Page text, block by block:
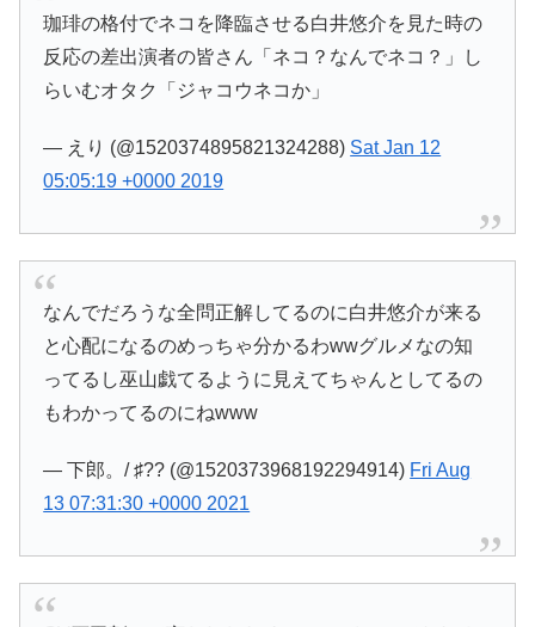
珈琲の格付でネコを降臨させる白井悠介を見た時の
反応の差出演者の皆さん「ネコ？なんでネコ？」し
らいむオタク「ジャコウネコか」
— えり (@1520374895821324288) Sat Jan 12
05:05:19 +0000 2019
なんでだろうな全問正解してるのに白井悠介が来る
と心配になるのめっちゃ分かるわwwグルメなの知
ってるし巫山戯てるように見えてちゃんとしてるの
もわかってるのにねwww
— 下郎。/ ♯?? (@1520373968192294914) Fri Aug
13 07:31:30 +0000 2021